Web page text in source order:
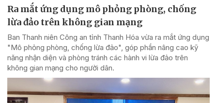
Ra mắt ứng dụng mô phỏng phòng, chống
lừa đảo trên không gian mạng
Ban Thanh niên Công an tỉnh Thanh Hóa vừa ra mắt ứng dụng
"Mô phỏng phòng, chống lừa đảo", góp phần nâng cao kỹ
năng nhận diện và phòng tránh các hành vi lừa đảo trên
không gian mạng cho người dân.